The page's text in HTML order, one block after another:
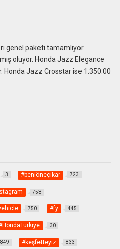
genel paketi tamamlıyor.
oluyor. Honda Jazz Elegance
Honda Jazz Crosstar ise 1.350.00
3 #beniöneçıkar 723
753
750 #fy 445
30
849 #keşfetteyiz 833